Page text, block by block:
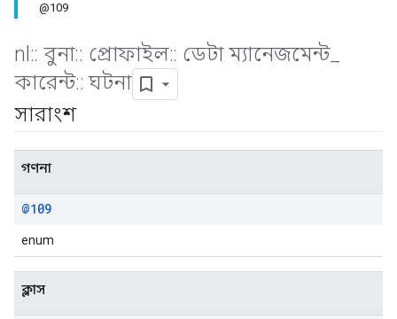
@109
nl :: বুনা:: প্রোফাইল:: ডেটা ম্যানেজমেন্ট_
কারেন্ট:: ঘটনা
সারাংশ
গণনা
@109
enum
ক্লাস